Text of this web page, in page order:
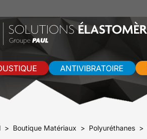
ANTIVIBRATOIRE
Boutique Matériaux Polyuréthanes